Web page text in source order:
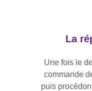
La
Une fois le
commande
puis